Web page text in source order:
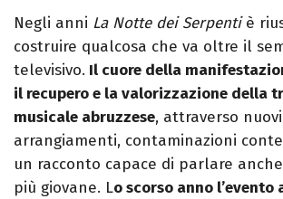
Negli anni La Notte dei Serpentiè
costruire qualcosa che va oltre il
televisivo. Il cuore della
il recupero e la valorizzazione della
musicale abruzzese, attraverso nuovi
arrangiamenti, contaminazioni
un racconto capace di parlare
più giovane. Lo scorso anno